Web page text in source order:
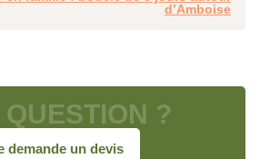
?*
d’Amboise
QUESTION ?
demande un devis